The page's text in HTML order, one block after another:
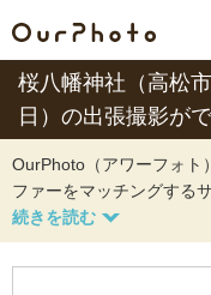
桜八幡神社（高松
日）の出張撮影が
OurPhoto（アワーフォト
ファーをマッチングする